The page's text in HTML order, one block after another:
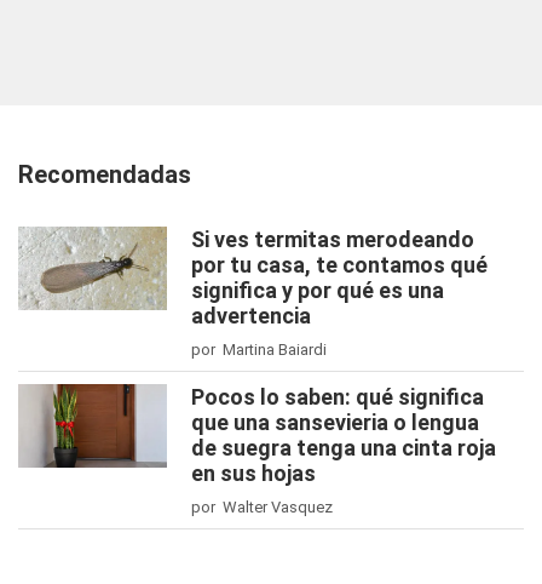
Recomendadas
Si ves termitas merodeando
por tu casa, te contamos qué
significa y por qué es una
advertencia
por Martina Baiardi
Pocos lo saben: qué significa
que una sansevieria o lengua
de suegra tenga una cinta roja
en sus hojas
por Walter Vasquez